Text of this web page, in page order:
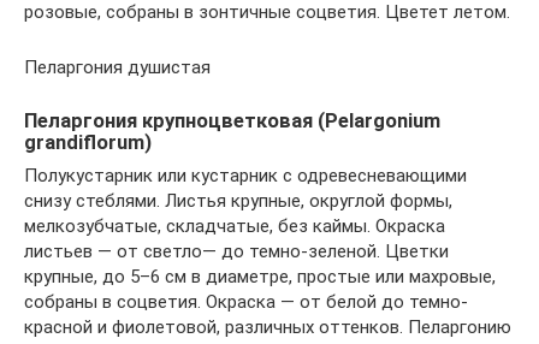
розовые, собраны в зонтичные соцветия. Цветет летом.
Пеларгония душистая
Пеларгония крупноцветковая (Pelargonium
grandiflorum)
Полукустарник или кустарник с одревесневающими
снизу стеблями. Листья крупные, округлой формы,
мелкозубчатые, складчатые, без каймы. Окраска
листьев — от светло— до темно-зеленой. Цветки
крупные, до 5–6 см в диаметре, простые или махровые,
собраны в соцветия. Окраска — от белой до темно-
красной и фиолетовой, различных оттенков. Пеларгонию